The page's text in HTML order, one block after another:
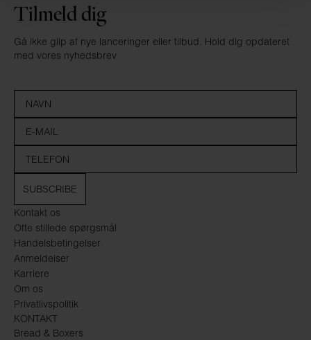
Kontakt os
Ofte stillede spørgsmål
Handelsbetingelser
Anmeldelser
Karriere
Om os
Privatlivspolitik
KONTAKT
Bread & Boxers
Tilmeld dig
Gå ikke glip af nye lanceringer eller tilbud. Hold dig opdateret
med vores nyhedsbrev
SUBSCRIBE